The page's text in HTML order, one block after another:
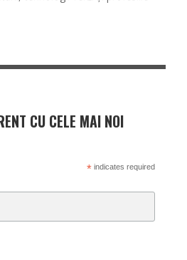
CU CELE MAI NOI
*indicates required